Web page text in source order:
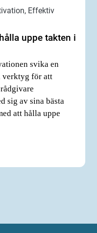
Effektiv
uppe takten i
svika en
verktyg för att
sig av sina bästa
att hålla uppe